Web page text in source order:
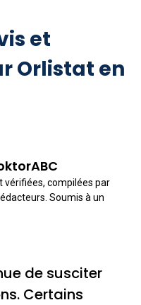
et
Orlistat en
compilées par
Soumis à un
de susciter
Certains